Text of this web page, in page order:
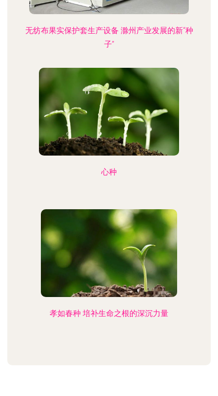
无纺布果实保护套生产设备 滁州产业发展的新“种
子”
心种
孝如春种 培补生命之根的深沉力量